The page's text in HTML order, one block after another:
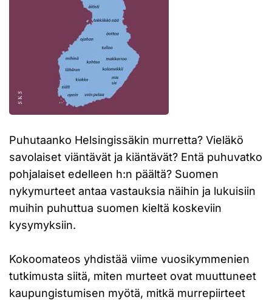
Puhutaanko Helsingissäkin murretta? Vieläkö
savolaiset viäntävät ja kiäntävät? Entä puhuvatko
pohjalaiset edelleen h:n päältä? Suomen
nykymurteet antaa vastauksia näihin ja lukuisiin
muihin puhuttua suomen kieltä koskeviin
kysymyksiin.
Kokoomateos yhdistää viime vuosikymmenien
tutkimusta siitä, miten murteet ovat muuttuneet
kaupungistumisen myötä, mitkä murrepiirteet